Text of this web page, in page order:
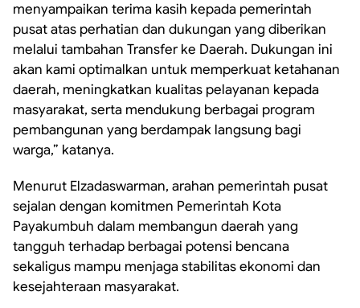
menyampaikan terima kasih kepada pemerintah
pusat atas perhatian dan dukungan yang diberikan
melalui tambahan Transfer ke Daerah. Dukungan ini
akan kami optimalkan untuk memperkuat ketahanan
daerah, meningkatkan kualitas pelayanan kepada
masyarakat, serta mendukung berbagai program
pembangunan yang berdampak langsung bagi
warga,” katanya.
Menurut Elzadaswarman, arahan pemerintah pusat
sejalan dengan komitmen Pemerintah Kota
Payakumbuh dalam membangun daerah yang
tangguh terhadap berbagai potensi bencana
sekaligus mampu menjaga stabilitas ekonomi dan
kesejahteraan masyarakat.